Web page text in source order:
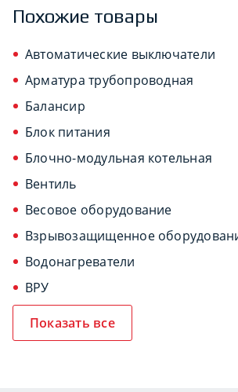
Похожие товары
Автоматические выключатели
Арматура трубопроводная
Балансир
Блок питания
Блочно-модульная котельная
Вентиль
Весовое оборудование
Взрывозащищенное
Водонагреватели
ВРУ
Показать все